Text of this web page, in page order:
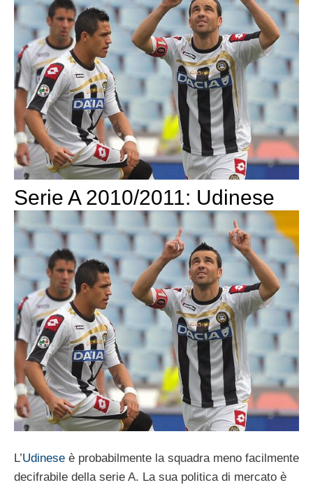
Serie A 2010/2011: Udinese
L’Udinese è probabilmente la squadra meno facilmente
decifrabile della serie A. La sua politica di mercato è